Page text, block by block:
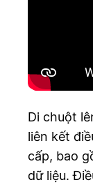
Di chuột
liên kết
cấp, bao
dữ liệu.